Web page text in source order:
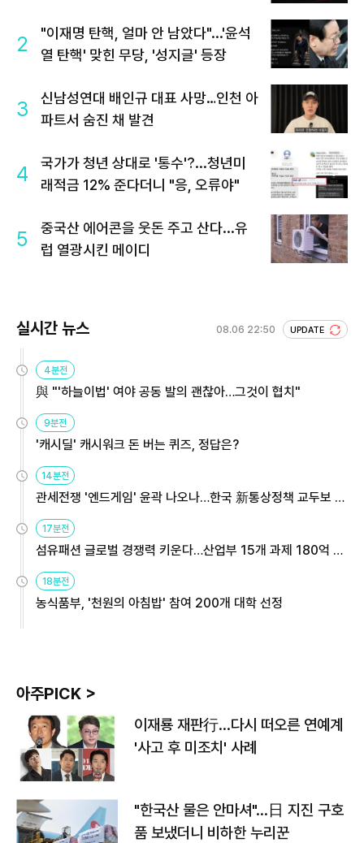
2
"이재명 탄핵, 얼마 안 남았다"...'윤석
열 탄핵' 맞힌 무당, '성지글' 등장
3
신남성연대 배인규 대표 사망…인천 아
파트서 숨진 채 발견
4
국가가 청년 상대로 '통수'?...청년미
래적금 12% 준다더니 "응, 오류야"
5
중국산 에어콘을 웃돈 주고 산다...유
럽 열광시킨 메이디
실시간 뉴스 08.06 22:50 UPDATE
4분전
與 "'하늘이법' 여야 공동 발의 괜찮아…그것이 협치"
9분전
'캐시딜' 캐시워크 돈 버는 퀴즈, 정답은?
14분전
관세전쟁 '엔드게임' 윤곽 나오나…한국 新통상정책 교두보 활
용해야
17분전
섬유패션 글로벌 경쟁력 키운다…산업부 15개 과제 180억 지
원
18분전
농식품부, '천원의 아침밥' 참여 200개 대학 선정
아주PICK >
이재룡 재판行…다시 떠오른 연예계
'사고 후 미조치' 사례
"한국산 물은 안마셔"…日 지진 구호
품 보냈더니 비하한 누리꾼